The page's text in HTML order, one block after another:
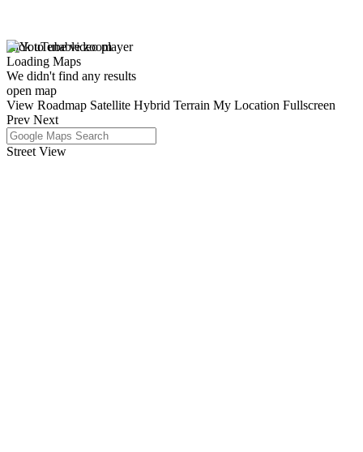
click to enable zoom
Loading Maps
We didn't find any results
open map
View Roadmap Satellite Hybrid Terrain My Location Fullscreen
Prev Next
Street View